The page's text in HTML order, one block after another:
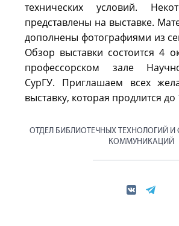
технических условий.
представлены на выставке.
дополнены фотографиями из
Обзор выставки состоится 4
профессорском зале
СурГУ. Приглашаем всех
выставку, которая продлится до
ОТДЕЛ БИБЛИОТЕЧНЫХ ТЕХНОЛОГИЙ И
КОММУНИКАЦИЙ